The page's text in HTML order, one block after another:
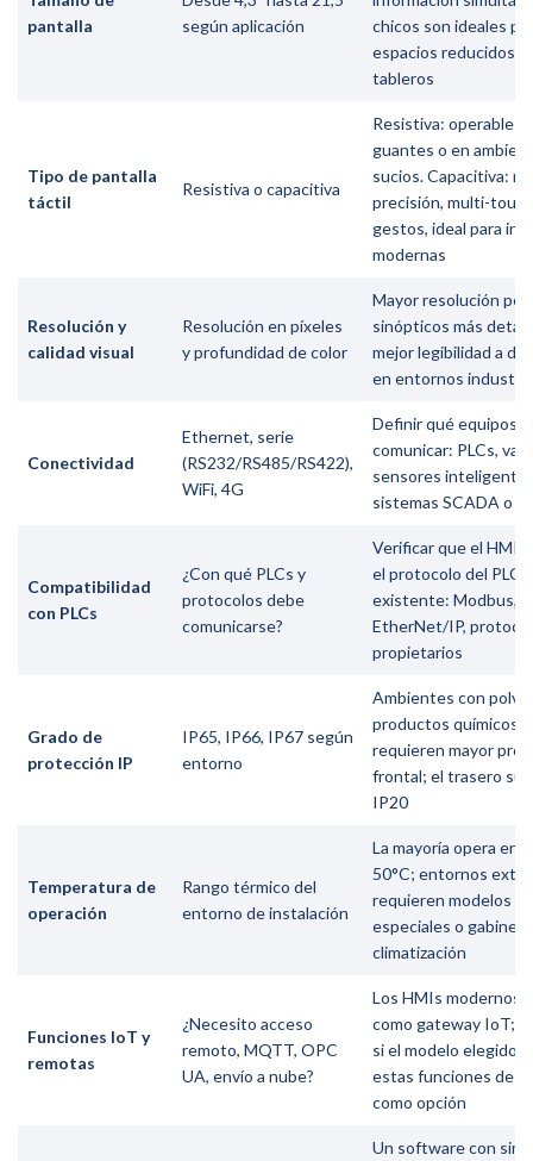
pantalla
según aplicación
chicos son ideales
espacios reducidos
tableros
Tipo de pantalla
táctil
Resistiva o capacitiva
Resistiva: operable
guantes o en
sucios. Capacitiva:
precisión, multi-
gestos, ideal para
modernas
Resolución y
calidad visual
Resolución en píxeles
y profundidad de color
Mayor resolución
sinópticos más
mejor legibilidad a
en entornos
Conectividad
Ethernet, serie
(RS232/RS485/RS422),
WiFi, 4G
Definir qué equipos
comunicar: PLCs,
sensores
sistemas SCADA o
Compatibilidad
con PLCs
¿Con qué PLCs y
protocolos debe
comunicarse?
Verificar que el HMI
el protocolo del PLC
existente: Modbus,
EtherNet/IP,
propietarios
Grado de
protección IP
IP65, IP66, IP67 según
entorno
Ambientes con
productos químicos
requieren mayor
frontal; el trasero
IP20
Temperatura de
operación
Rango térmico del
entorno de instalación
La mayoría opera
50°C; entornos
requieren modelos
especiales o
climatización
Funciones IoT y
remotas
¿Necesito acceso
remoto, MQTT, OPC
UA, envío a nube?
Los HMIs modernos
como gateway IoT;
si el modelo elegido
estas funciones de
como opción
Un software con